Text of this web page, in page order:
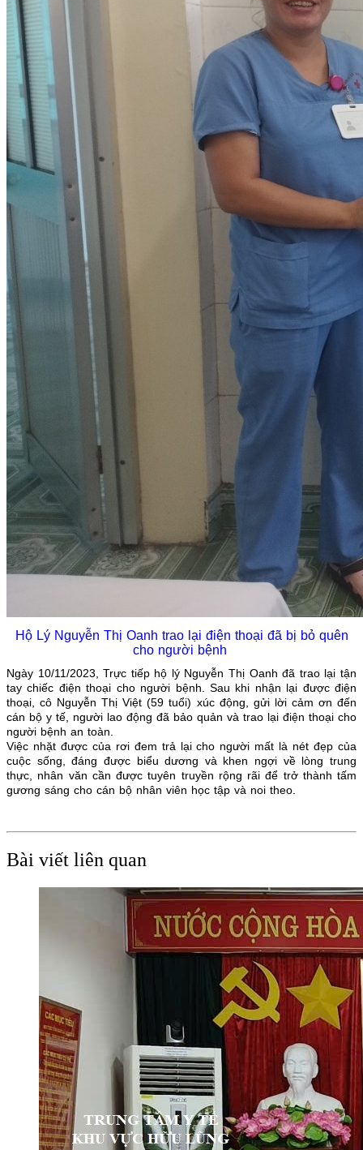
Hộ Lý Nguyễn Thị Oanh trao lại điện thoại đã bị bỏ quên
cho người bệnh
Ngày 10/11/2023, Trực tiếp hộ lý Nguyễn Thị Oanh đã trao lại tận
tay chiếc điện thoại cho người bệnh. Sau khi nhận lại được điện
thoại, cô Nguyễn Thị Việt (59 tuổi) xúc động, gửi lời cảm ơn đến
cán bộ y tế, người lao động đã bảo quản và trao lại điện thoại cho
người bệnh an toàn.
Việc nhặt được của rơi đem trả lại cho người mất là nét đẹp của
cuộc sống, đáng được biểu dương và khen ngợi về lòng trung
thực, nhân văn cần được tuyên truyền rộng rãi để trở thành tấm
gương sáng cho cán bộ nhân viên học tập và noi theo.
Bài viết liên quan